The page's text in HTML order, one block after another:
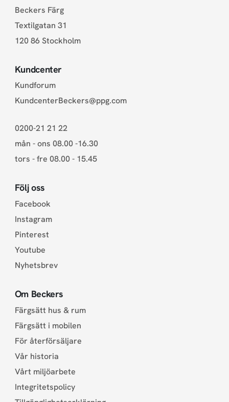
Beckers Färg
Textilgatan 31
120 86 Stockholm
Kundcenter
Kundforum
KundcenterBeckers@ppg.com
0200-21 21 22
mån - ons 08.00 -16.30
tors - fre 08.00 - 15.45
Följ oss
Facebook
Instagram
Pinterest
Youtube
Nyhetsbrev
Om Beckers
Färgsätt hus & rum
Färgsätt i mobilen
För återförsäljare
Vår historia
Vårt miljöarbete
Integritetspolicy